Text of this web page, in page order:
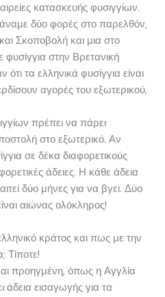
κατασκευής φυσιγγίων.
δύο φορές στο παρελθόν,
Σκοποβολή και μια στο
φυσίγγια στην Βρετανική
τα ελληνικά φυσίγγια είναι
αγορές του εξωτερικού,
πρέπει να πάρει
στο εξωτερικό. Αν
σε δέκα διαφορετικούς
άδειες. Η κάθε άδεια
δύο μήνες για να βγει. Δύο
αιώνας ολόκληρος!
κράτος και πως με την
Τίποτε!
προηγμένη, όπως η Αγγλία
άδεια εισαγωγής για τα